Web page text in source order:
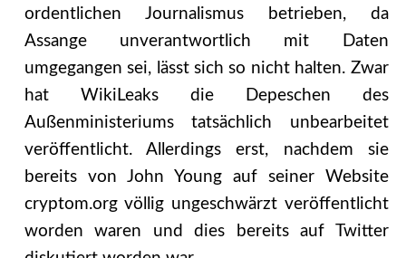
ordentlichen Journalismus betrieben, da
Assange unverantwortlich mit Daten
umgegangen sei, lässt sich so nicht halten. Zwar
hat WikiLeaks die Depeschen des
Außenministeriums tatsächlich unbearbeitet
veröffentlicht. Allerdings erst, nachdem sie
bereits von John Young auf seiner Website
cryptom.org völlig ungeschwärzt veröffentlicht
worden waren und dies bereits auf Twitter